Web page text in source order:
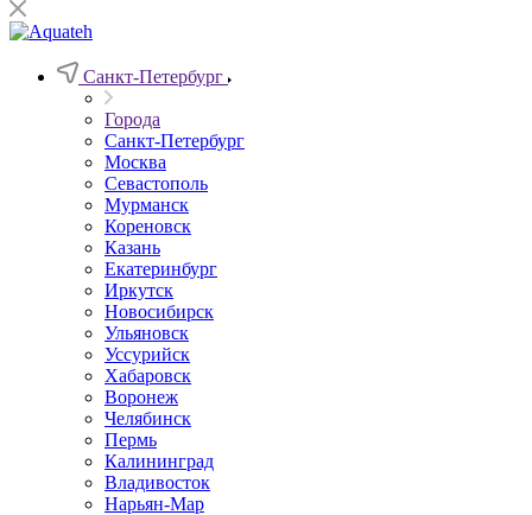
Санкт-Петербург
Города
Санкт-Петербург
Москва
Севастополь
Мурманск
Кореновск
Казань
Екатеринбург
Иркутск
Новосибирск
Ульяновск
Уссурийск
Хабаровск
Воронеж
Челябинск
Пермь
Калининград
Владивосток
Нарьян-Мар